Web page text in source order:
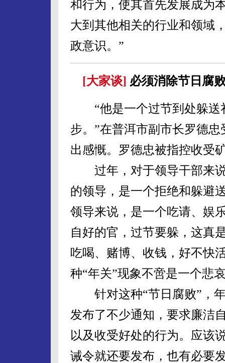
和行为，使其首先发展成为
大到其他相关的行业和领域
政意识。”
[大家谈] 必须消除节日腐
“他是一个过节到处躲送
步。”在普洱市副市长罗德
出感慨。罗德忠被指控收受
过年，对于领导干部来说
的领导，是一个拒绝和躲避
领导来说，是一个吃请、娱
自好的官，过节要躲，这真
吃喝、赌博、收钱，好不快
种“年关”现象不啻是一个悲
针对这种“节日腐败”，年
发布了不少通知，要求廉洁
以及收受好处的行为。应该
诫令就还要发布，也有必要